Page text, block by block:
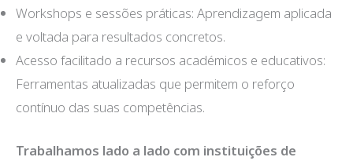
Workshops e sessões práticas: Aprendizagem aplicada
e voltada para resultados concretos.
Acesso facilitado a recursos académicos e educativos:
Ferramentas atualizadas que permitem o reforço
contínuo das suas competências.
Trabalhamos lado a lado com instituições de